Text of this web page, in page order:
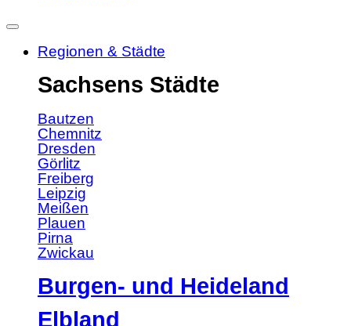
Regionen & Städte
Sachsens Städte
Bautzen
Chemnitz
Dresden
Görlitz
Freiberg
Leipzig
Meißen
Plauen
Pirna
Zwickau
Burgen- und Heideland
Elbland